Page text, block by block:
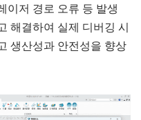
이저 경로 오류 등 발생
해결하여 실제 디버깅 시
생산성과 안전성을 향상